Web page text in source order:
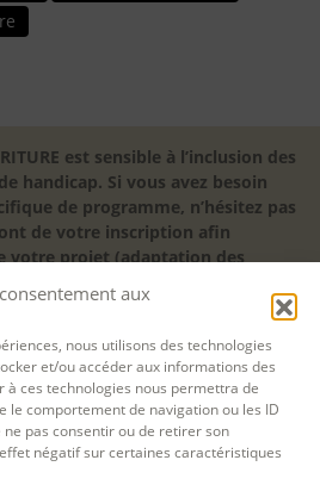
aux
nous utilisons des technologies
et/ou accéder aux informations des
à ces technologies nous permettra de
le comportement de navigation ou les ID
pas consentir ou de retirer son
négatif sur certaines caractéristiques
est sensible à l’inclusion des
handicap. Si vous avez besoin
de programme, n’hésitez pas
de votre inscription afin
votre projet (adaptation des
nos salles).
n’y a pas de modalité d’accès et les
sont ouvertes jusqu’au dernier
dans la limite des places
faire prendre en charge votre
la demande d’inscription
un mois avant le début de la